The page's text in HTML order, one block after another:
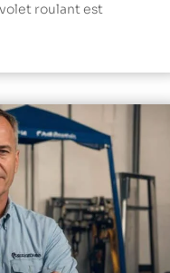
roulant est